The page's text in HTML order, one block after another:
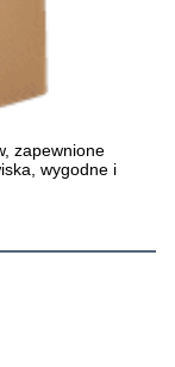
zapewnione
wygodne i